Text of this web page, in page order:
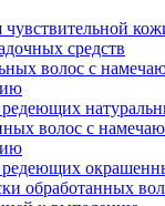
чувствительной
средств
волос с
редеющих
волос с
редеющих
обработанных